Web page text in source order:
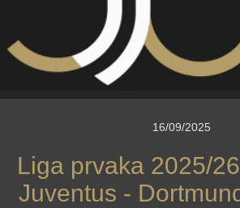
16/09/2025
Liga prvaka 2025/
Juventus -